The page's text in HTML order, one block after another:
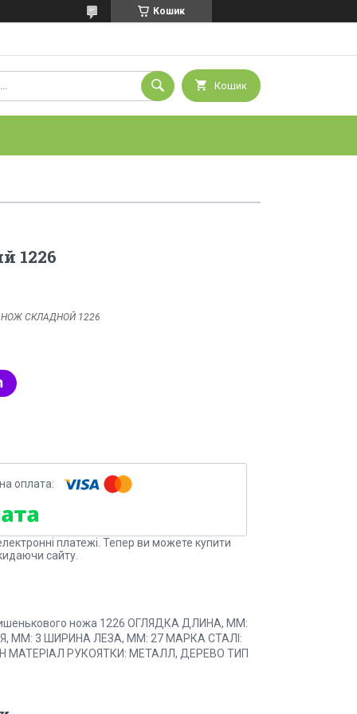
Кошик
Кошик
1226
НОЖ СКЛАДНОЙ 1226
платежі. Тепер ви можете купити
сайту.
кишенькового ножа 1226 ОГЛЯДКА ДЛИНА, ММ:
ММ: 3 ШИРИНА ЛЕЗА, ММ: 27 МАРКА СТАЛІ:
МАТЕРІАЛ РУКОЯТКИ: МЕТАЛЛ, ДЕРЕВО ТИП